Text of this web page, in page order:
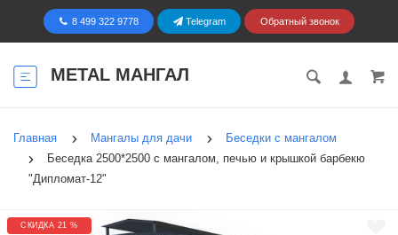
8 499 322 9778 Telegram Обратный звонок
METAL МАНГАЛ
Главная Мангалы для дачи
Беседки с мангалом
Беседка 2500*2500 с мангалом, печью и крышкой барбекю
"Дипломат-12"
СКИДКА 21 %